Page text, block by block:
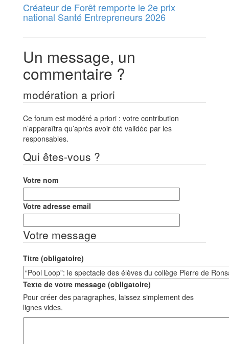
Créateur de Forêt remporte le 2e prix
national Santé Entrepreneurs 2026
Un message, un
commentaire ?
modération a priori
Ce forum est modéré a priori : votre contribution
n’apparaîtra qu’après avoir été validée par les
responsables.
Qui êtes-vous ?
Votre nom
Votre adresse email
Votre message
Titre (obligatoire)
Texte de votre message (obligatoire)
Pour créer des paragraphes, laissez simplement des
lignes vides.